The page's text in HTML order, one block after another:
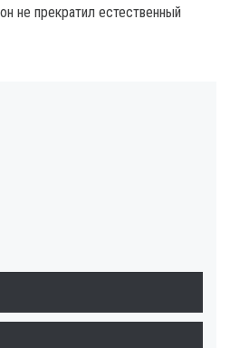
не прекратил естественный